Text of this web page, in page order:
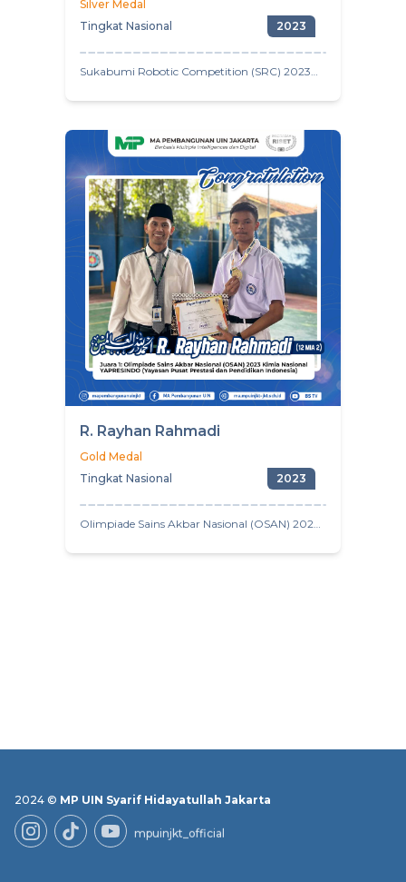
Silver Medal
Tingkat Nasional
2023
Sukabumi Robotic Competition (SRC) 2023
Line Follower Senior.
R. Rayhan Rahmadi
Gold Medal
Tingkat Nasional
2023
Olimpiade Sains Akbar Nasional (OSAN) 2023
Prestasi dan Pendidikan Indonesia)
2024 © MP UIN Syarif Hidayatullah Jakarta
mpuinjkt_official